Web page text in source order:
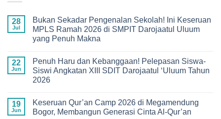
28
Jul
Bukan Sekadar Pengenalan Sekolah! Ini Keseruan
MPLS Ramah 2026 di SMPIT Darojaatul Uluum
yang Penuh Makna
on
Bukan
Sekadar
Pengenalan
Keseruan
MPLS
Ramah
22
Jun
Penuh Haru dan Kebanggaan! Pelepasan Siswa-
Siswi Angkatan XIII SDIT Darojaatul ‘Uluum Tahun
2026
on
Penuh
Haru
19
Jun
Keseruan Qur’an Camp 2026 di Megamendung
Bogor, Membangun Generasi Cinta Al-Qur’an